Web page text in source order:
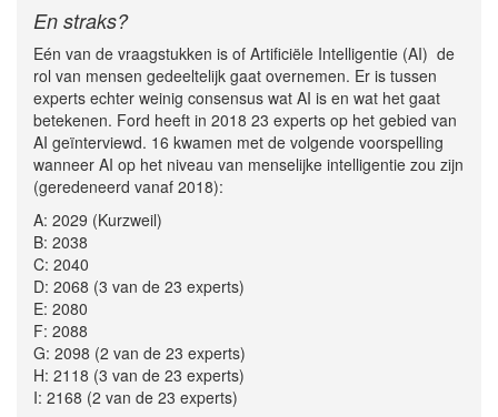
En straks?
Eén van de vraagstukken is of Artificiële Intelligentie (AI) de
rol van mensen gedeeltelijk gaat overnemen. Er is tussen
experts echter weinig consensus wat AI is en wat het gaat
betekenen. Ford heeft in 2018 23 experts op het gebied van
AI geïnterviewd. 16 kwamen met de volgende voorspelling
wanneer AI op het niveau van menselijke intelligentie zou zijn
(geredeneerd vanaf 2018):
A: 2029 (Kurzweil)
B: 2038
C: 2040
D: 2068 (3 van de 23 experts)
E: 2080
F: 2088
G: 2098 (2 van de 23 experts)
H: 2118 (3 van de 23 experts)
I: 2168 (2 van de 23 experts)